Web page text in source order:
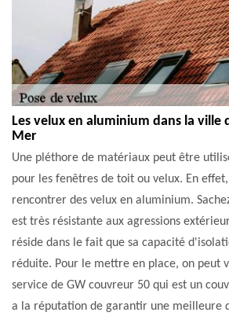
Les velux en aluminium dans la ville
Mer
Une pléthore de matériaux peut être
pour les fenêtres de toit ou velux. En
rencontrer des velux en aluminium.
est très résistante aux agressions
réside dans le fait que sa capacité
réduite. Pour le mettre en place, on peut
service de GW couvreur 50 qui est un
a la réputation de garantir une meilleure